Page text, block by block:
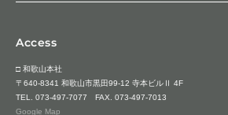
Access
□ 和歌山本社
〒640-8341 和歌山市黒田99-12 寺本ビルⅡ 4F
TEL. 073-497-7077 FAX. 073-497-7013
Google Map